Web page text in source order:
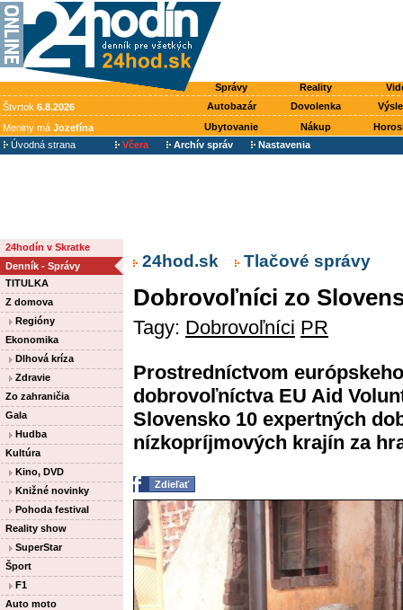
Správy Reality
Štvrtok 6.8.2026 Autobazár Dovolenka
Meniny má Jozefína Ubytovanie Nákup
Úvodná strana
Včera Archív správ Nastavenia
24hodín v Skratke
Denník - Správy
TITULKA
Z domova
Regióny
Ekonomika
Dlhová kríza
Zdravie
Zo zahraničia
Gala
Hudba
Kultúra
Kino, DVD
Knižné novinky
Pohoda festival
Reality show
SuperStar
Šport
F1
Auto moto
24hod.sk Tlačové správy
Dobrovoľníci zo
Tagy: Dobrovoľníci PR
Prostredníctvom
dobrovoľníctva EU Aid
Slovensko 10 expertných
nízkopríjmových krajín za
Zdieľať